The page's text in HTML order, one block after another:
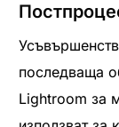
последваща
Lightroom за